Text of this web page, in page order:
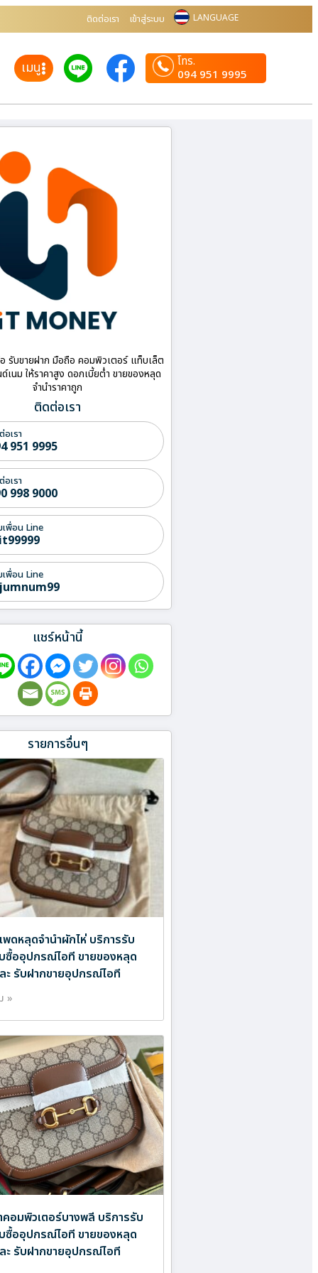
ติดต่อเรา เข้าสู่ระบบ LANGUAGE
เมนู
โทร.
094 951 9995
รับขายฝาก มือถือ คอมพิวเตอร์ แท็บเล็ต
เนม ให้ราคาสูง ดอกเบี้ยต่ำ ขายของหลุด
จำนำราคาถูก
ติดต่อเรา
อเรา
951 9995
อเรา
998 9000
เพื่อน Line
เพื่อน Line
แชร์หน้านี้
รายการอื่นๆ
พดหลุดจำนำผักไห่ บริการรับ
ซื้ออุปกรณ์ไอที ขายของหลุด
ะ รับฝากขายอุปกรณ์ไอที
»
คอมพิวเตอร์บางพลี บริการรับ
ซื้ออุปกรณ์ไอที ขายของหลุด
ะ รับฝากขายอุปกรณ์ไอที